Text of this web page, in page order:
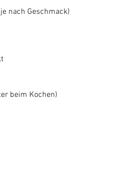
nach Geschmack)
beim Kochen)